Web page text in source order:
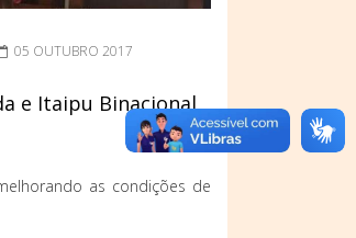
05 OUTUBRO 2017
e Itaipu Binacional
as condições de